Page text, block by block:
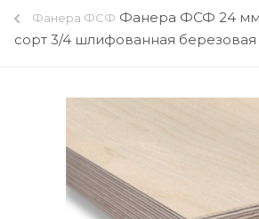
Фанера ФСФ Фанера ФСФ 24 мм
сорт 3/4 шлифованная березовая